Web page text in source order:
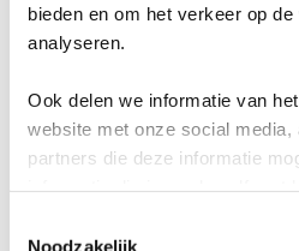
bieden en om het verkeer op
analyseren.
Ook delen we informatie van
website met onze social media,
partners die deze informatie
Noodzakelijk
Kun je trends of
De trend bij ons is de
dichtbij bestemmingen als